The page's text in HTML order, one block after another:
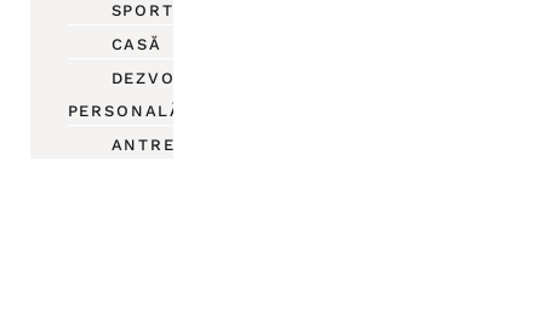
SPORT
CASĂ
DEZVOLTARE
PERSONALĂ
ANTREPRENORIAT